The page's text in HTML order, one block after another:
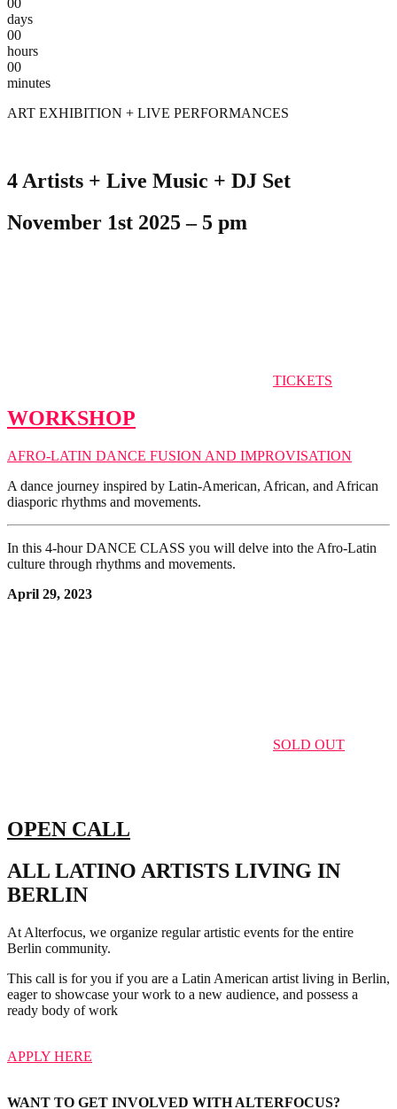
00
days
00
hours
00
minutes
ART EXHIBITION + LIVE PERFORMANCES
4 Artists + Live Music + DJ Set
November 1st 2025 – 5 pm
TICKETS
WORKSHOP
AFRO-LATIN DANCE FUSION AND IMPROVISATION
A dance journey inspired by Latin-American, African, and African
diasporic rhythms and movements.
In this 4-hour DANCE CLASS you will delve into the Afro-Latin
culture through rhythms and movements.
April 29, 2023
SOLD OUT
OPEN CALL
ALL LATINO ARTISTS LIVING IN
BERLIN
At Alterfocus, we organize regular artistic events for the entire
Berlin community.
This call is for you if you are a Latin American artist living in Berlin,
eager to showcase your work to a new audience, and possess a
ready body of work
APPLY HERE
WANT TO GET INVOLVED WITH ALTERFOCUS?